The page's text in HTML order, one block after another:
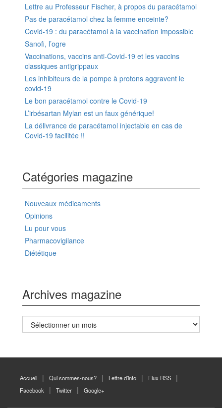
Lettre au Professeur Fischer, à propos du paracétamol
Pas de paracétamol chez la femme enceinte?
Covid-19 : du paracétamol à la vaccination impossible
Sanofi, l’ogre
Vaccinations, vaccins anti-Covid-19 et les vaccins
classiques antigrippaux
Les inhibiteurs de la pompe à protons aggravent le
covid-19
Le bon paracétamol contre le Covid-19
L’irbésartan Mylan est un faux générique!
La délivrance de paracétamol injectable en cas de
Covid-19 facilitée !!
Catégories magazine
Nouveaux médicaments
Opinions
Lu pour vous
Pharmacovigilance
Diététique
Archives magazine
Archives
magazine
Accueil Qui sommes-nous? Lettre d’info
Flux RSS
Facebook
Twitter Google+